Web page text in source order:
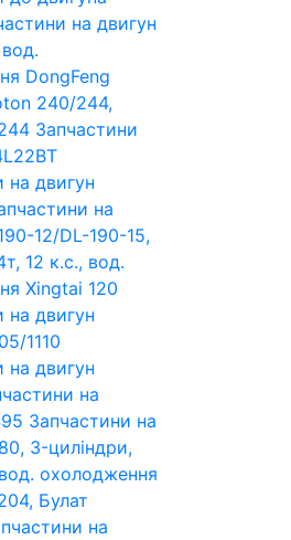
на двигун
DongFeng
240/244,
Запчастини
на двигун
на
12/DL-190-15,
12 к.с., вод.
Xingtai 120
на двигун
1110
на двигун
на
Запчастини на
3-циліндри,
охолодження
Булат
на